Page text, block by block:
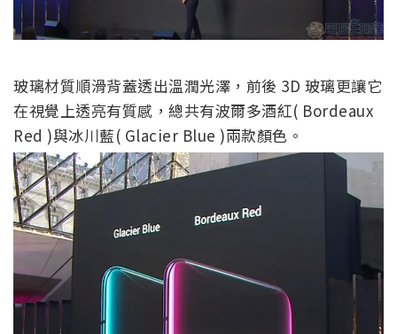
玻璃材質順滑背蓋透出溫潤光澤，前後 3D 玻璃更讓它
在視覺上透亮有質感，總共有波爾多酒紅( Bordeaux
Red )與冰川藍( Glacier Blue )兩款顏色。